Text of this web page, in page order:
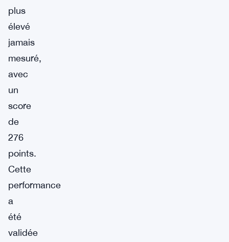
plus
élevé
jamais
mesuré,
avec
un
score
de
276
points.
Cette
performance
a
été
validée